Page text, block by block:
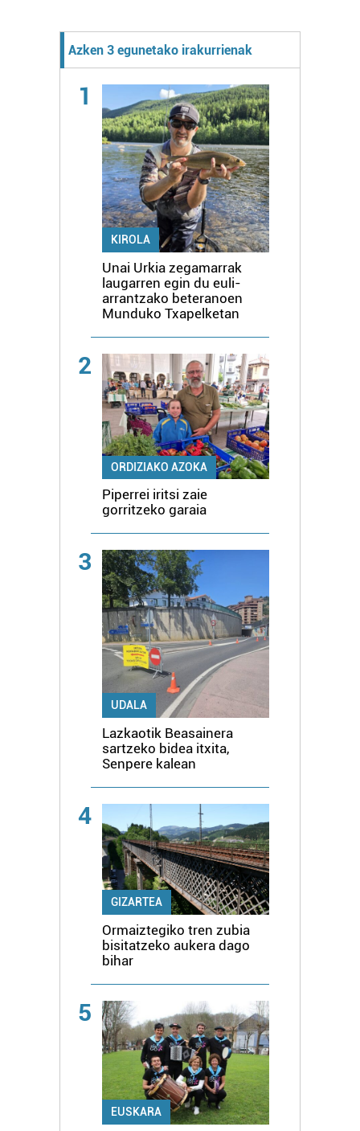
Azken 3 egunetako irakurrienak
1
KIROLA
Unai Urkia zegamarrak
laugarren egin du euli-
arrantzako beteranoen
Munduko Txapelketan
2
ORDIZIAKO AZOKA
Piperrei iritsi zaie
gorritzeko garaia
3
UDALA
Lazkaotik Beasainera
sartzeko bidea itxita,
Senpere kalean
4
GIZARTEA
Ormaiztegiko tren zubia
bisitatzeko aukera dago
bihar
5
EUSKARA